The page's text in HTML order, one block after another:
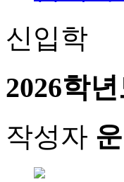
신입학
2026학
작성자